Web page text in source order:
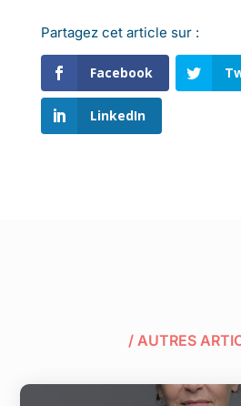
Partagez cet article sur :
Facebook
LinkedIn
/ AUTRES